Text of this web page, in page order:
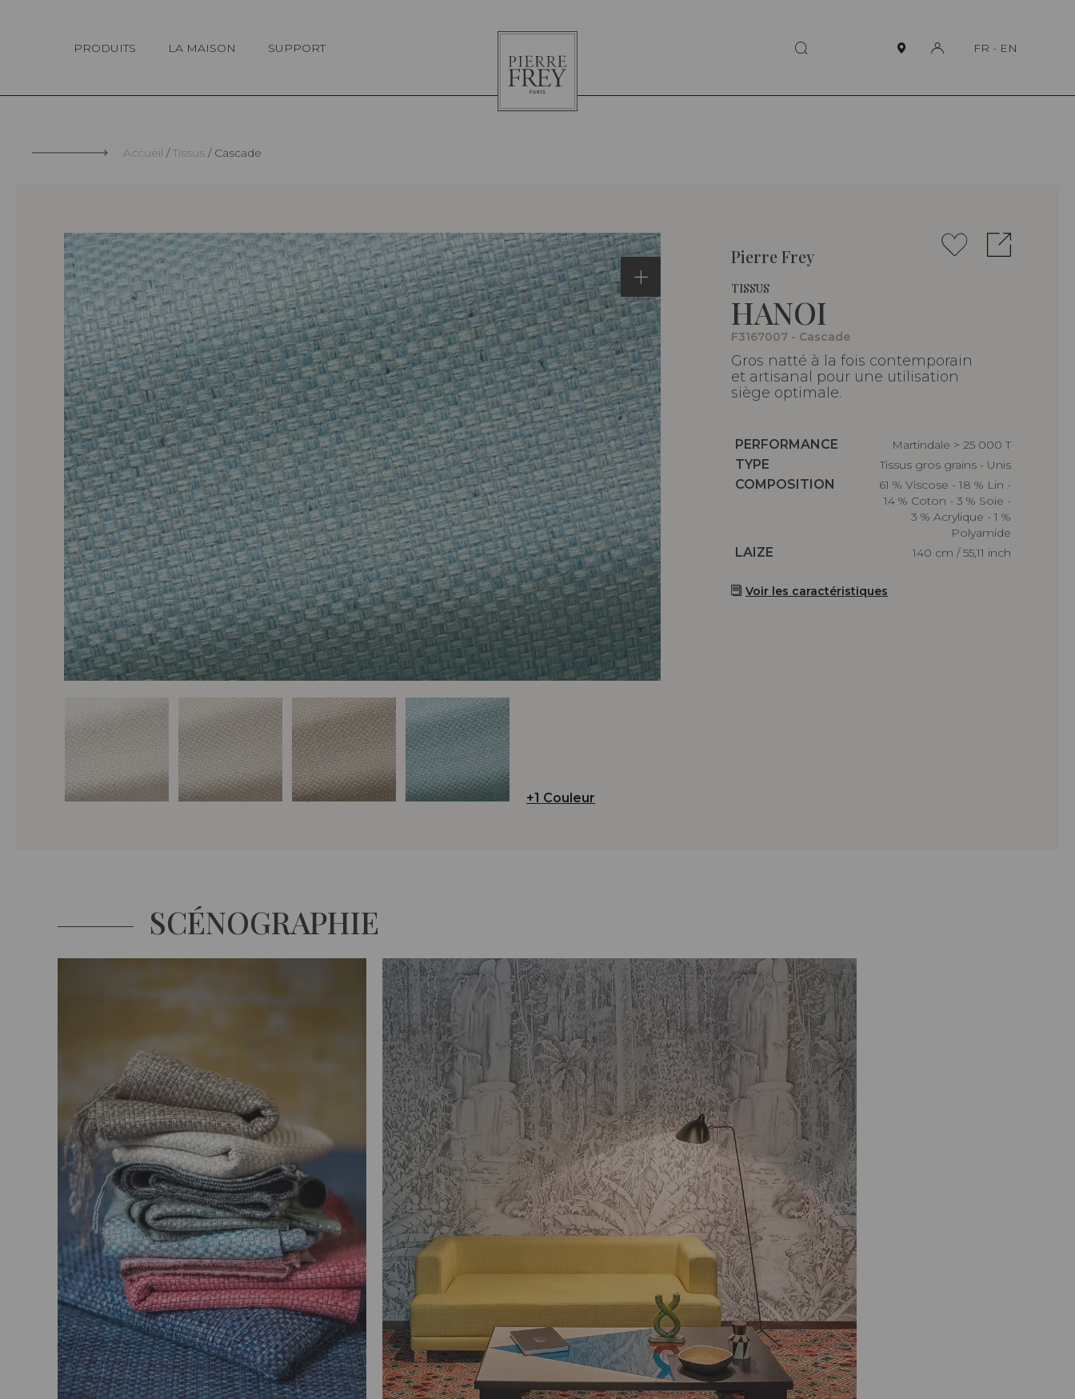
PRODUITS LA MAISON SUPPORT
Pierre
Frey
FR - EN
Accueil Tissus Cascade
+1 Couleur
Pierre Frey
TISSUS
HANOI
F3167007 - Cascade
Gros natté à la fois contemporain
et artisanal pour une utilisation
siège optimale.
Caractéristiques
PERFORMANCE
Martindale > 25 000 T
Caractéristiques
TYPE
Tissus gros grains - Unis
Caractéristiques
COMPOSITION
61 % Viscose - 18 % Lin -
14 % Coton - 3 % Soie -
3 % Acrylique - 1 %
Polyamide
Caractéristiques
LAIZE 140 cm / 55,11 inch
Voir les caractéristiques
SCÉNOGRAPHIE